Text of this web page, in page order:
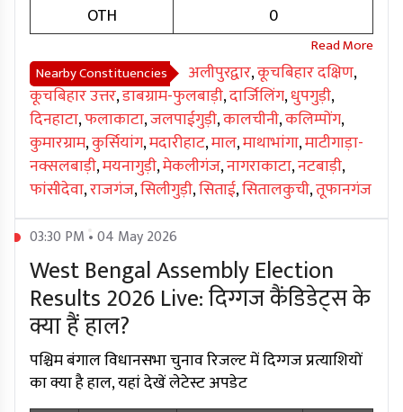
OTH
0
Nearby Constituencies अलीपुरद्वार,कूचबिहार दक्षिण,
कूचबिहार उत्तर,डाबग्राम-फुलबाड़ी,दार्जिलिंग,धुपगुड़ी,
दिनहाटा,फलाकाटा,जलपाईगुड़ी,कालचीनी,कलिम्पोंग,
कुमारग्राम,कुर्सियांग,मदारीहाट,माल,माथाभांगा,माटीगाड़ा-
नक्सलबाड़ी,मयनागुड़ी,मेकलीगंज,नागराकाटा,नटबाड़ी,
फांसीदेवा,राजगंज,सिलीगुड़ी,सिताई,सितालकुची,तूफानगंज
03:30 PM • 04 May 2026
West Bengal Assembly Election
Results 2026 Live: दिग्गज कैंडिडेट्स के
क्या हैं हाल?
पश्चिम बंगाल विधानसभा चुनाव रिजल्ट में दिग्गज प्रत्याशियों
का क्या है हाल, यहां देखें लेटेस्ट अपडेट